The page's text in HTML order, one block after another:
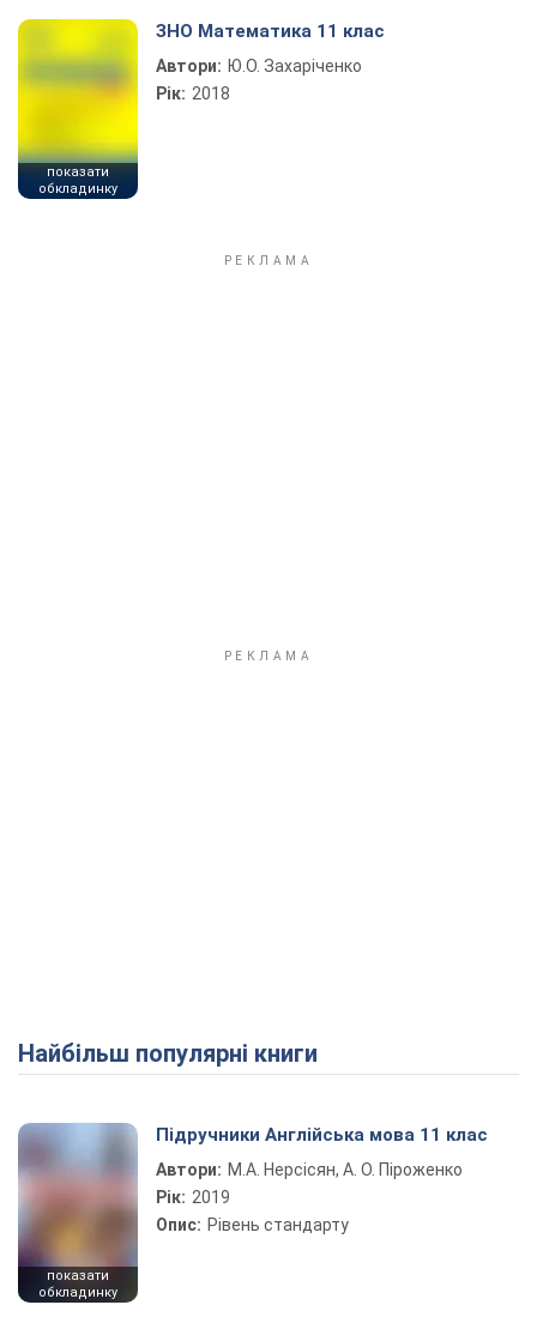
показати
обкладинку
ЗНО Математика 11 клас
Автори: Ю.О. Захаріченко
Рік: 2018
Найбільш популярні книги
показати
обкладинку
Підручники Англійська мова 11 клас
Автори: М.А. Нерсісян, А. О. Піроженко
Рік: 2019
Опис: Рівень стандарту